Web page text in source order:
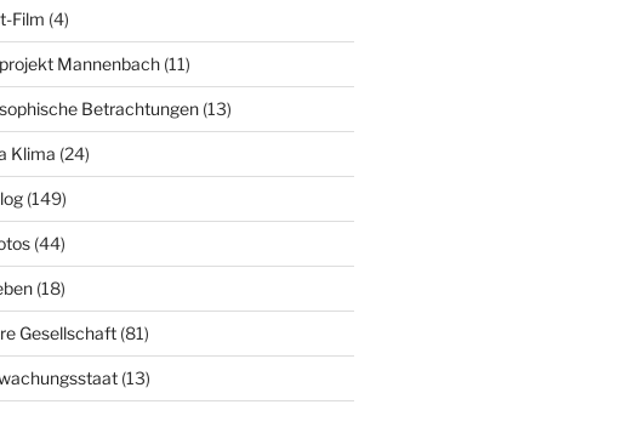
Film (4)
Mannenbach(11)
Betrachtungen(13)
Klima (24)
(149)
(44)
(18)
Gesellschaft(81)
(13)